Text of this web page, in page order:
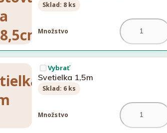
Sklad: 8 ks
Množstvo
Vybrať
Svetielka 1,5m
Sklad: 6 ks
Množstvo